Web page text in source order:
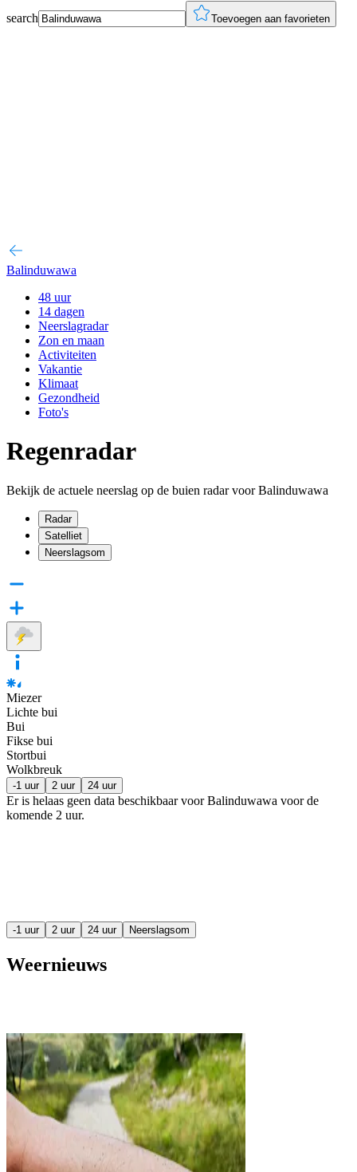
search Toevoegen aan favorieten
Balinduwawa
48 uur
14 dagen
Neerslagradar
Zon en maan
Activiteiten
Vakantie
Klimaat
Gezondheid
Foto's
Regenradar
Bekijk de actuele neerslag op de buien radar voor Balinduwawa
Radar
Satelliet
Neerslagsom
Miezer
Lichte bui
Bui
Fikse bui
Stortbui
Wolkbreuk
-1 uur 2 uur 24 uur
Er is helaas geen data beschikbaar voor Balinduwawa voor de
komende 2 uur.
-1 uur 2 uur 24 uur Neerslagsom
Weernieuws